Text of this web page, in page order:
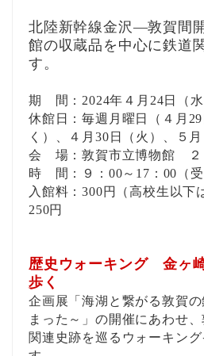
北陸新幹線金沢―敦賀間
館の収蔵品を中心に鉄道
す。
期 間：2024年４月24日（水
休館日：毎週月曜日（４月
く）、４月30日（火）、５
会 場：敦賀市立博物館 ２
時 間：９：00～17：00（受
入館料：300円（高校生以下
250円
歴史ウォーキング 金ヶ
歩く
企画展「海湖と繋がる敦賀
まった～」の開催にあわせ
関連史跡を巡るウォーキン